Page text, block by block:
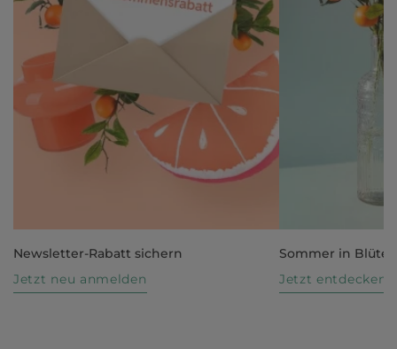
Newsletter-Rabatt sichern
Jetzt neu anmelden
Sommer in Blüte
Jetzt entdecken